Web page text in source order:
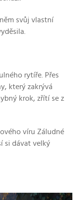
svůj vlastní
rytíře. Přes
který zakrývá
krok, zřítí se z
víru Záludné
si dávat velký